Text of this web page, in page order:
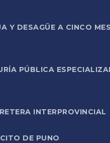
Y DESAGÜE A CINCO
PÚBLICA
INTERPROVINCIAL
DE PUNO